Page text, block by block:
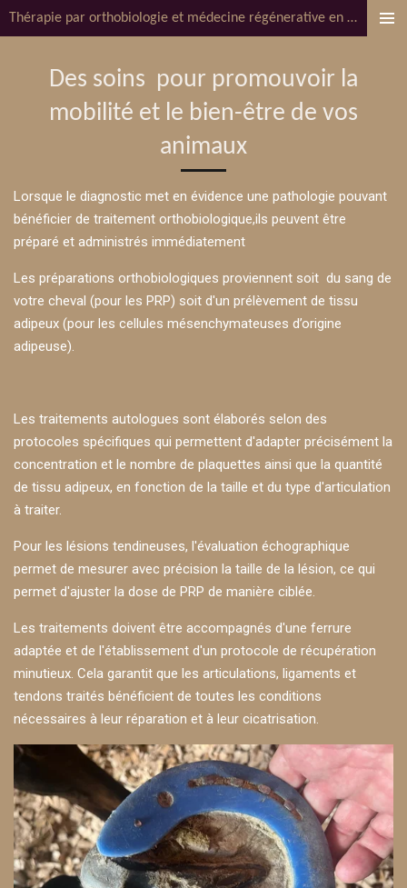
Passer
principal
Thérapie par orthobiologie et médecine régénerative en pratique vétérinaire Équine, Dv.Bembo
Des soins pour promouvoir la
mobilité et le bien-être de vos
animaux
Lorsque le diagnostic met en évidence une pathologie pouvant
bénéficier de traitement orthobiologique,ils peuvent être
préparé et administrés immédiatement
Les préparations orthobiologiques proviennent soit du sang de
votre cheval (pour les PRP) soit d'un prélèvement de tissu
adipeux (pour les cellules mésenchymateuses d’origine
adipeuse).
Les traitements autologues sont élaborés selon des
protocoles spécifiques qui permettent d'adapter précisément la
concentration et le nombre de plaquettes ainsi que la quantité
de tissu adipeux, en fonction de la taille et du type d'articulation
à traiter.
Pour les lésions tendineuses, l'évaluation échographique
permet de mesurer avec précision la taille de la lésion, ce qui
permet d'ajuster la dose de PRP de manière ciblée.
Les traitements doivent être accompagnés d'une ferrure
adaptée et de l'établissement d'un protocole de récupération
minutieux. Cela garantit que les articulations, ligaments et
tendons traités bénéficient de toutes les conditions
nécessaires à leur réparation et à leur cicatrisation.